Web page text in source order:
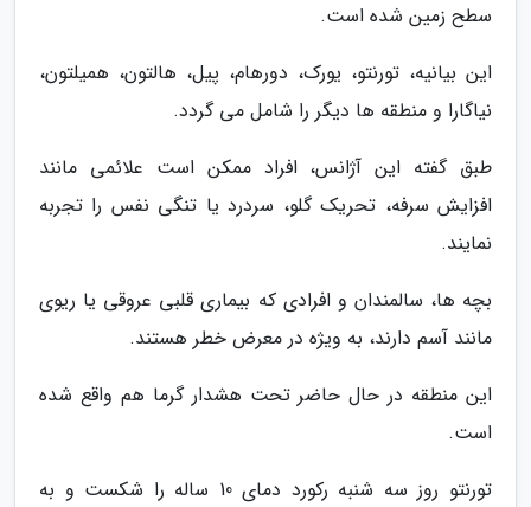
سطح زمین شده است.
این بیانیه، تورنتو، یورک، دورهام، پیل، هالتون، همیلتون،
نیاگارا و منطقه ها دیگر را شامل می گردد.
طبق گفته این آژانس، افراد ممکن است علائمی مانند
افزایش سرفه، تحریک گلو، سردرد یا تنگی نفس را تجربه
نمایند.
بچه ها، سالمندان و افرادی که بیماری قلبی عروقی یا ریوی
مانند آسم دارند، به ویژه در معرض خطر هستند.
این منطقه در حال حاضر تحت هشدار گرما هم واقع شده
است.
تورنتو روز سه شنبه رکورد دمای 10 ساله را شکست و به